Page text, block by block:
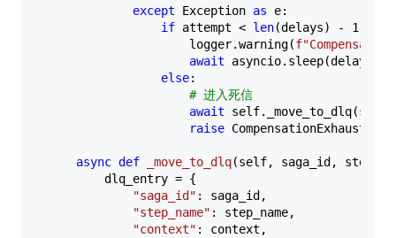
except Exception as e:
if attempt < len(delays) - 1:
                    logger.warning(
await asyncio.sleep(delay)
else:
# 进入死信
await
raise
async def _move_to_dlq(self, saga_id,
        dlq_entry = {
"saga_id" : saga_id,
"step_name" : step_name,
"context" : context,